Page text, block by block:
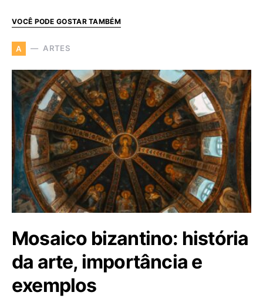
VOCÊ PODE GOSTAR TAMBÉM
A ARTES
Mosaico bizantino: história
da arte, importância e
exemplos